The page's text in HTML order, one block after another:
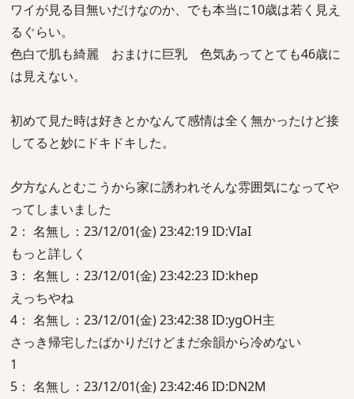
ワイが見る目無いだけなのか、でも本当に10歳は若く見え
るぐらい。
色白で肌も綺麗 おまけに巨乳 色気あってとても46歳に
は見えない。
初めて見た時は好きとかなんて感情は全く無かったけど接
してると妙にドキドキした。
夕方なんとむこうから家に誘われそんな雰囲気になってや
ってしまいました
2： 名無し：23/12/01(金) 23:42:19 ID:VIaI
もっと詳しく
3： 名無し：23/12/01(金) 23:42:23 ID:khep
えっちやね
4： 名無し：23/12/01(金) 23:42:38 ID:ygOH主
さっき帰宅したばかりだけどまだ余韻から冷めない
1
5： 名無し：23/12/01(金) 23:42:46 ID:DN2M